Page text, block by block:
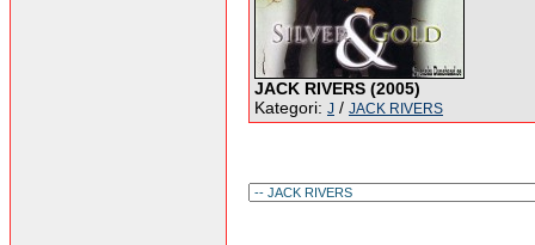
JACK RIVERS (2005)
Kategori: J / JACK RIVERS